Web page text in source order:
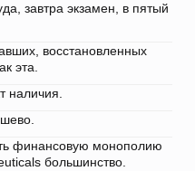
завтра экзамен, в пятый
восстановленных
эта.
наличия.
финансовую монополию
большинство.